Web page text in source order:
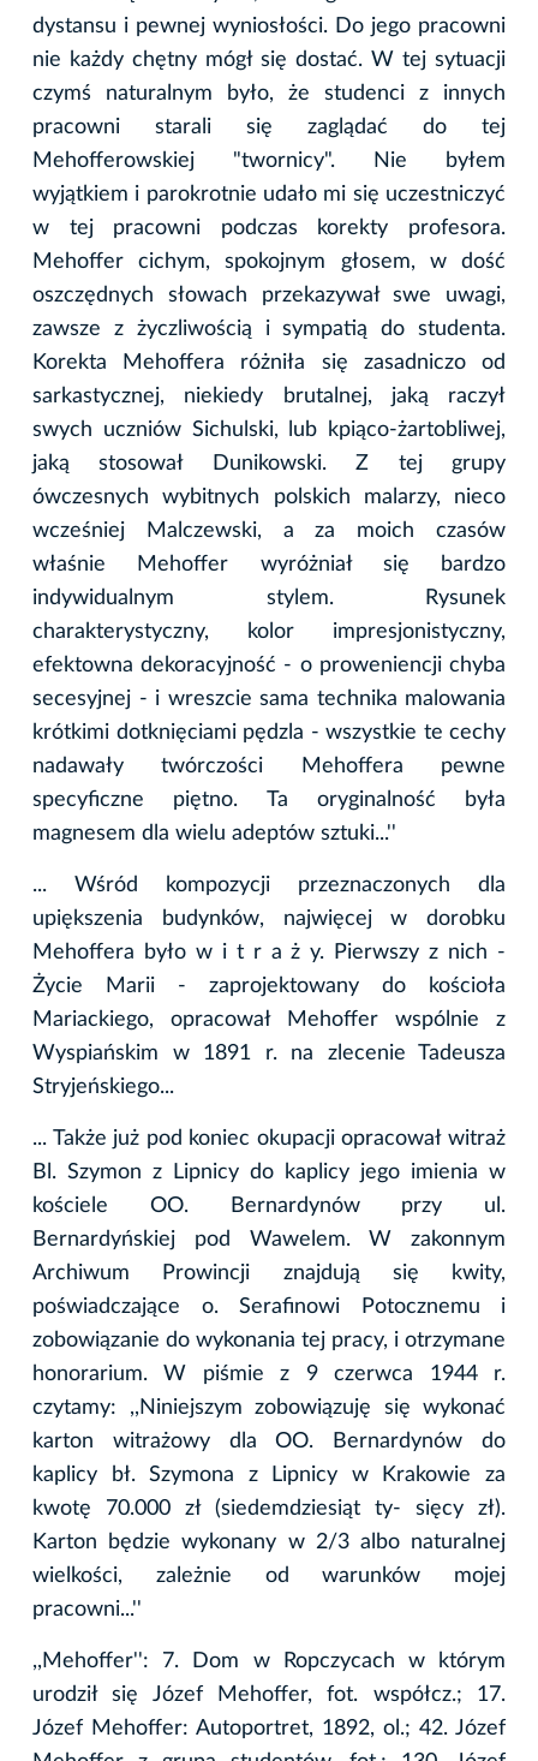
dystansu i pewnej wyniosłości. Do jego pracowni
nie każdy chętny mógł się dostać. W tej sytuacji
czymś naturalnym było, że studenci z innych
pracowni starali się zaglądać do tej
Mehofferowskiej "twornicy". Nie byłem
wyjątkiem i parokrotnie udało mi się uczestniczyć
w tej pracowni podczas korekty profesora.
Mehoffer cichym, spokojnym głosem, w dość
oszczędnych słowach przekazywał swe uwagi,
zawsze z życzliwością i sympatią do studenta.
Korekta Mehoffera różniła się zasadniczo od
sarkastycznej, niekiedy brutalnej, jaką raczył
swych uczniów Sichulski, lub kpiąco-żartobliwej,
jaką stosował Dunikowski. Z tej grupy
ówczesnych wybitnych polskich malarzy, nieco
wcześniej Malczewski, a za moich czasów
właśnie Mehoffer wyróżniał się bardzo
indywidualnym stylem. Rysunek
charakterystyczny, kolor impresjonistyczny,
efektowna dekoracyjność - o proweniencji chyba
secesyjnej - i wreszcie sama technika malowania
krótkimi dotknięciami pędzla - wszystkie te cechy
nadawały twórczości Mehoffera pewne
specyficzne piętno. Ta oryginalność była
magnesem dla wielu adeptów sztuki...''
... Wśród kompozycji przeznaczonych dla
upiększenia budynków, najwięcej w dorobku
Mehoffera było w i t r a ż y. Pierwszy z nich -
Życie Marii - zaprojektowany do kościoła
Mariackiego, opracował Mehoffer wspólnie z
Wyspiańskim w 1891 r. na zlecenie Tadeusza
Stryjeńskiego...
... Także już pod koniec okupacji opracował witraż
Bl. Szymon z Lipnicy do kaplicy jego imienia w
kościele OO. Bernardynów przy ul.
Bernardyńskiej pod Wawelem. W zakonnym
Archiwum Prowincji znajdują się kwity,
poświadczające o. Serafinowi Potocznemu i
zobowiązanie do wykonania tej pracy, i otrzymane
honorarium. W piśmie z 9 czerwca 1944 r.
czytamy: ,,Niniejszym zobowiązuję się wykonać
karton witrażowy dla OO. Bernardynów do
kaplicy bł. Szymona z Lipnicy w Krakowie za
kwotę 70.000 zł (siedemdziesiąt ty- sięcy zł).
Karton będzie wykonany w 2/3 albo naturalnej
wielkości, zależnie od warunków mojej
pracowni...''
,,Mehoffer'': 7. Dom w Ropczycach w którym
urodził się Józef Mehoffer, fot. współcz.; 17.
Józef Mehoffer: Autoportret, 1892, ol.; 42. Józef